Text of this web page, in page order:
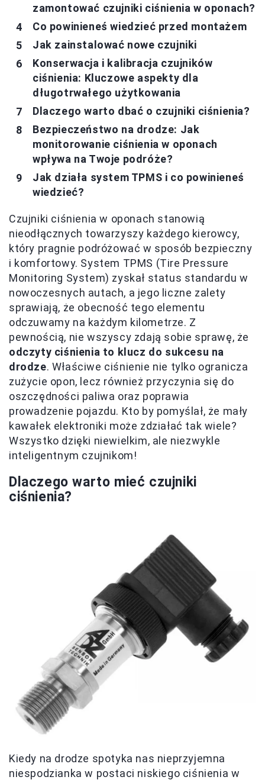
zamontować czujniki ciśnienia w oponach?
Co powinieneś wiedzieć przed montażem
Jak zainstalować nowe czujniki
Konserwacja i kalibracja czujników
ciśnienia: Kluczowe aspekty dla
długotrwałego użytkowania
Dlaczego warto dbać o czujniki ciśnienia?
Bezpieczeństwo na drodze: Jak
monitorowanie ciśnienia w oponach
wpływa na Twoje podróże?
Jak działa system TPMS i co powinieneś
wiedzieć?
Czujniki ciśnienia w oponach stanowią
nieodłącznych towarzyszy każdego kierowcy,
który pragnie podróżować w sposób bezpieczny
i komfortowy. System TPMS (Tire Pressure
Monitoring System) zyskał status standardu w
nowoczesnych autach, a jego liczne zalety
sprawiają, że obecność tego elementu
odczuwamy na każdym kilometrze. Z
pewnością, nie wszyscy zdają sobie sprawę, że
odczyty ciśnienia to klucz do sukcesu na
drodze. Właściwe ciśnienie nie tylko ogranicza
zużycie opon, lecz również przyczynia się do
oszczędności paliwa oraz poprawia
prowadzenie pojazdu. Kto by pomyślał, że mały
kawałek elektroniki może zdziałać tak wiele?
Wszystko dzięki niewielkim, ale niezwykle
inteligentnym czujnikom!
Dlaczego warto mieć czujniki
ciśnienia?
Kiedy na drodze spotyka nas nieprzyjemna
niespodzianka w postaci niskiego ciśnienia w